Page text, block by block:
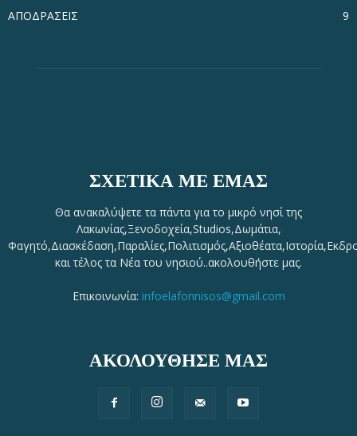
ΑΠΟΔΡΑΣΕΙΣ
9
ΣΧΕΤΙΚΆ ΜΕ ΕΜΆΣ
Θα ανακαλύψετε τα πάντα για το μικρό νησί της
Λακωνίας,Ξενοδοχεία,Studios,Δωμάτια,
και τέλος τα Νέα του νησιού..ακολουθήστε μας.
Επικοινωνία: infoelafonnisos@gmail.com
ΑΚΟΛΟΥΘΗΣΕ ΜΑΣ